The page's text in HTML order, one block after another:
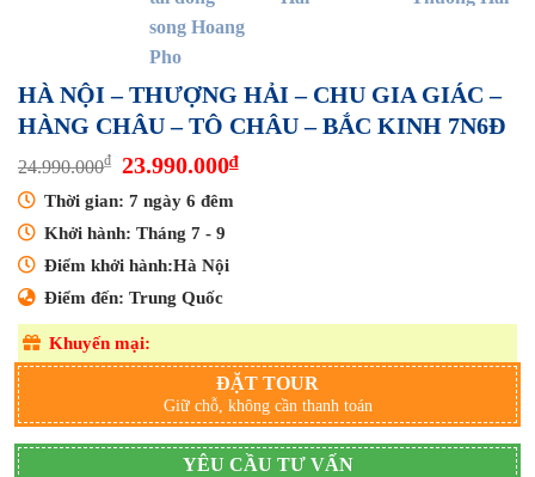
HÀ NỘI – THƯỢNG HẢI – CHU GIA GIÁC –
HÀNG CHÂU – TÔ CHÂU – BẮC KINH 7N6Đ
24.990.000₫
Giá
gốc
là:
23.990.000₫Giá
Thời gian: 7 ngày 6 đêm
Khởi hành: Tháng 7 - 9
Điểm khởi hành:Hà Nội
Điểm đến: Trung Quốc
Khuyến mại:
ĐẶT TOUR
Giữ chỗ, không cần thanh toán
YÊU CẦU TƯ VẤN